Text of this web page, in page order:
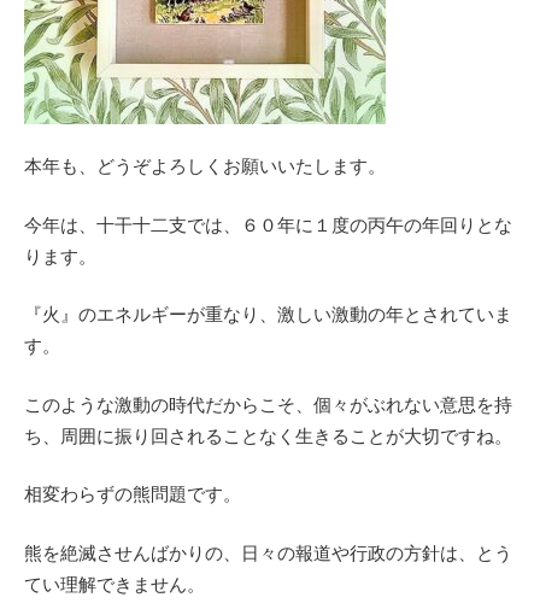
本年も、どうぞよろしくお願いいたします。
今年は、十干十二支では、６０年に１度の丙午の年回りとな
ります。
『火』のエネルギーが重なり、激しい激動の年とされていま
す。
このような激動の時代だからこそ、個々がぶれない意思を持
ち、周囲に振り回されることなく生きることが大切ですね。
相変わらずの熊問題です。
熊を絶滅させんばかりの、日々の報道や行政の方針は、とう
てい理解できません。